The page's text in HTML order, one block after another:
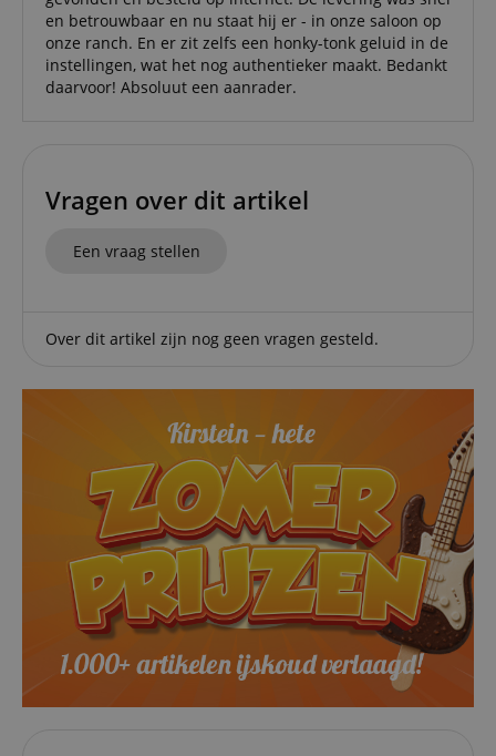
en betrouwbaar en nu staat hij er - in onze saloon op
onze ranch. En er zit zelfs een honky-tonk geluid in de
instellingen, wat het nog authentieker maakt. Bedankt
daarvoor! Absoluut een aanrader.
Vragen over dit artikel
Een vraag stellen
Over dit artikel zijn nog geen vragen gesteld.